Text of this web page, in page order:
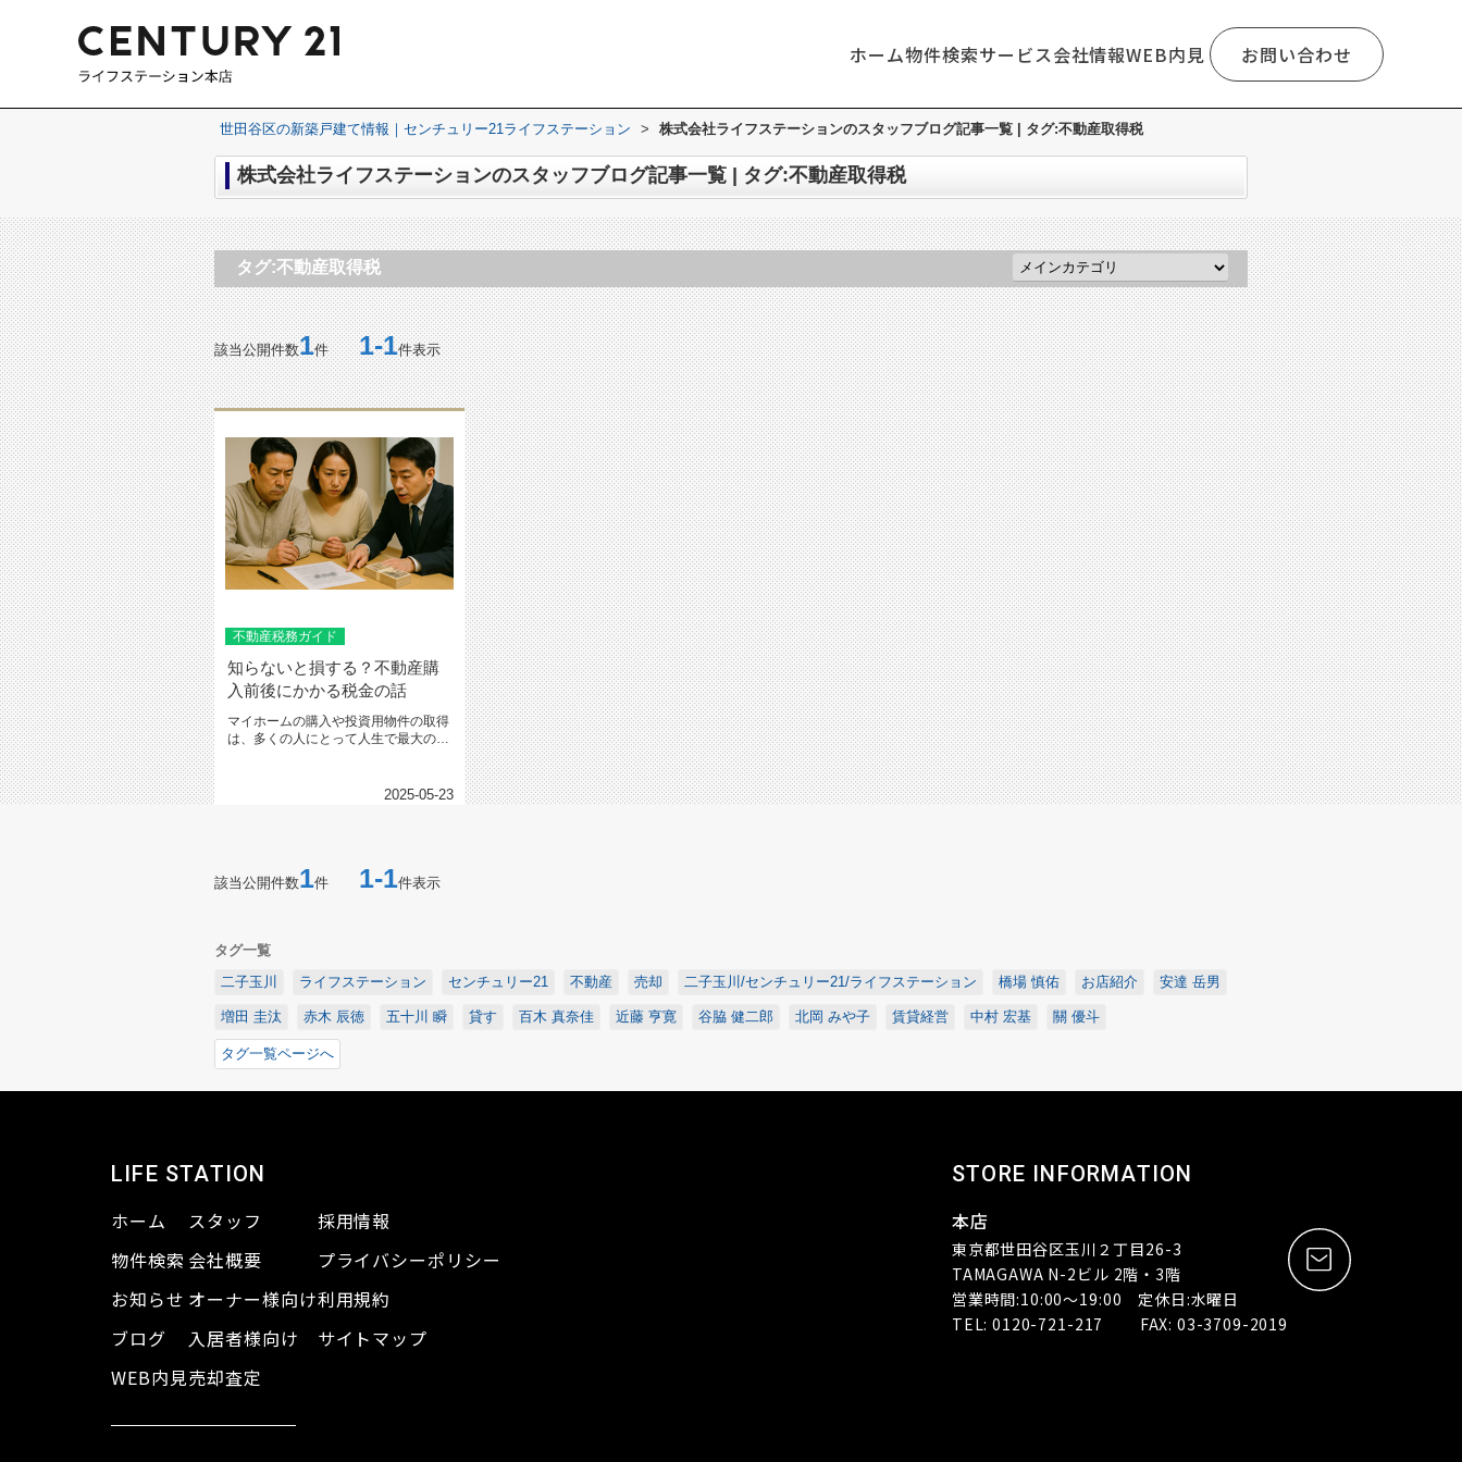
ホーム物件検索サービス会社情報WEB内見 お問い合わせ
世田谷区の新築戸建て情報｜センチュリー21ライフステーション > 株式会社ライフステーションのスタッフブログ記事一覧 | タグ:不動産取得税
株式会社ライフステーションのスタッフブログ記事一覧 | タグ:不動産取得税
タグ:不動産取得税
該当公開件数1件1-1件表示
不動産税務ガイド
知らないと損する？不動産購
入前後にかかる税金の話
マイホームの購入や投資用物件の取得
は、多くの人にとって人生で最大の買
2025-05-23
該当公開件数1件 1-1件表示
タグ一覧
二子玉川
ライフステーション センチュリー21 不動産 売却 二子玉川/センチュリー21/ライフステーション 橋場 慎佑 お店紹介 安達 岳男
増田 圭汰 赤木 辰徳 五十川 瞬 貸す 百木 真奈佳 近藤 亨寛 谷脇 健二郎 北岡 みや子 賃貸経営 中村 宏基 關 優斗
タグ一覧ページへ
LIFE STATION
ホーム
物件検索
お知らせ
ブログ
WEB内見
スタッフ
会社概要
オーナー様向け
入居者様向け
売却査定
採用情報
プライバシーポリシー
利用規約
サイトマップ
STORE INFORMATION
本店
東京都世田谷区玉川２丁目26-3
TAMAGAWA N-2ビル 2階・3階
営業時間:10:00～19:00 定休日:水曜日
TEL: 0120-721-217 FAX: 03-3709-2019